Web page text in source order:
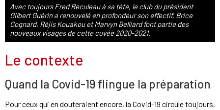
Avec toujours Fred Reculeau à sa tête, le club du président
Gilbert Guérin a renouvelé en profondeur son effectif. Brice
Cognard, Réjis Kouakou et Marvyn Belliard font partie des
nouveaux visages de cette cuvée 2020-2021.
Le contexte
Quand la Covid-19 flingue la préparation
Pour ceux qui en douteraient encore, la Covid-19 circule toujours,